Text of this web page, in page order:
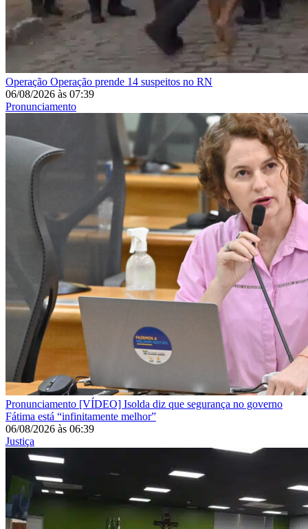
Operação Operação prende 14 suspeitos no RN
06/08/2026 às 07:39
Pronunciamento
Pronunciamento [VÍDEO] Isolda diz que segurança no governo
Fátima está “infinitamente melhor”
06/08/2026 às 06:39
Justiça